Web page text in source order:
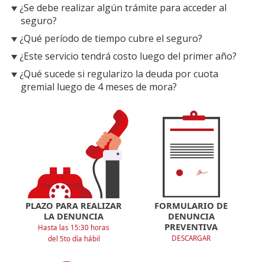
¿Se debe realizar algún trámite para acceder al
seguro?
¿Qué período de tiempo cubre el seguro?
¿Este servicio tendrá costo luego del primer año?
¿Qué sucede si regularizo la deuda por cuota
gremial luego de 4 meses de mora?
FORMULARIO DE
DENUNCIA
PREVENTIVA
DESCARGAR
PLAZO PARA REALIZAR
LA DENUNCIA
Hasta las 15:30 horas
del 5to día hábil